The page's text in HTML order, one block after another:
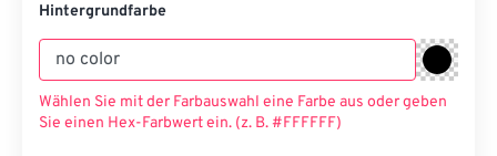
Hintergrundfarbe
Wählen Sie mit der Farbauswahl eine Farbe aus oder geben
Sie einen Hex-Farbwert ein. (z. B. #FFFFFF)